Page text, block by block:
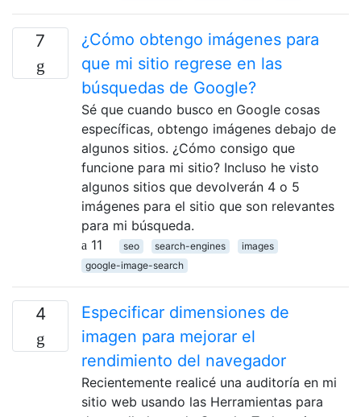
7
¿Cómo obtengo imágenes para
que mi sitio regrese en las
búsquedas de Google?
Sé que cuando busco en Google cosas
específicas, obtengo imágenes debajo de
algunos sitios. ¿Cómo consigo que
funcione para mi sitio? Incluso he visto
algunos sitios que devolverán 4 o 5
imágenes para el sitio que son relevantes
para mi búsqueda.
11
seo search-engines
images
google-image-search
4
Especificar dimensiones de
imagen para mejorar el
rendimiento del navegador
Recientemente realicé una auditoría en mi
sitio web usando las Herramientas para